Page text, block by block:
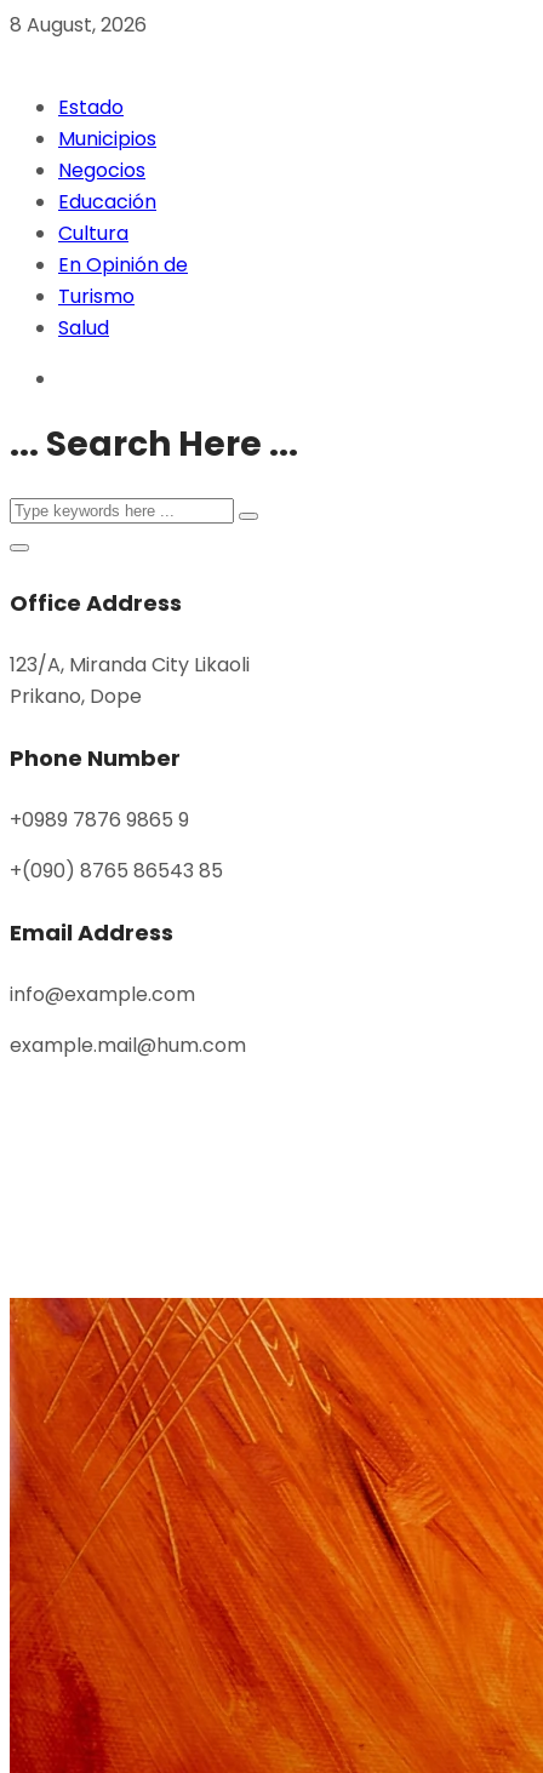
8 August, 2026
Estado
Municipios
Negocios
Educación
Cultura
En Opinión de
Turismo
Salud
... Search Here ...
Office Address
123/A, Miranda City Likaoli
Prikano, Dope
Phone Number
+0989 7876 9865 9
+(090) 8765 86543 85
Email Address
info@example.com
example.mail@hum.com